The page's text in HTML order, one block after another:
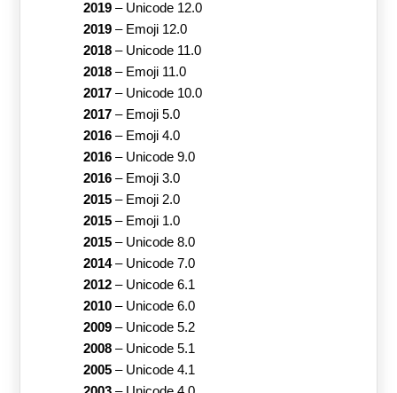
2019– Unicode 12.0
2019– Emoji 12.0
2018– Unicode 11.0
2018– Emoji 11.0
2017– Unicode 10.0
2017– Emoji 5.0
2016– Emoji 4.0
2016– Unicode 9.0
2016– Emoji 3.0
2015– Emoji 2.0
2015– Emoji 1.0
2015– Unicode 8.0
2014– Unicode 7.0
2012– Unicode 6.1
2010– Unicode 6.0
2009– Unicode 5.2
2008– Unicode 5.1
2005– Unicode 4.1